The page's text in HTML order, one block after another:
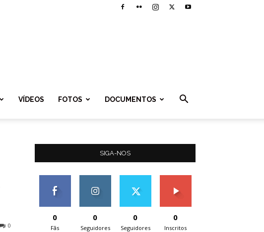
VÍDEOS FOTOS DOCUMENTOS
0
SIGA-NOS
0
Fãs
0
Seguidores
0
Seguidores
0
Inscritos